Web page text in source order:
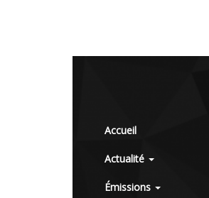
Accueil
Actualité
Émissions